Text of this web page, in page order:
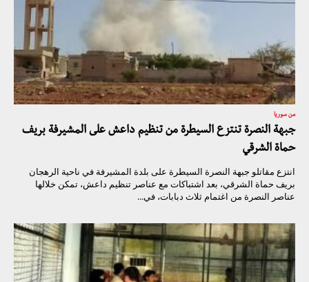
من سوريا
جبهة النصرة تنتزع السيطرة من تنظيم داعش على المشيرفة بريف
حماة الشرقي
انتزع مقاتلو جبهة النصرة السيطرة على بلدة المشيرفة في ناحية الرهجان
بريف حماة الشرقي، بعد اشتباكات مع عناصر تنظيم داعش، تمكن خلالها
عناصر النصرة من اغتمام ثلاث دبابات، في...